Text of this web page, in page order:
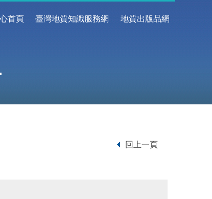
首頁 臺灣地質知識服務網 地質出版品網
回上一頁